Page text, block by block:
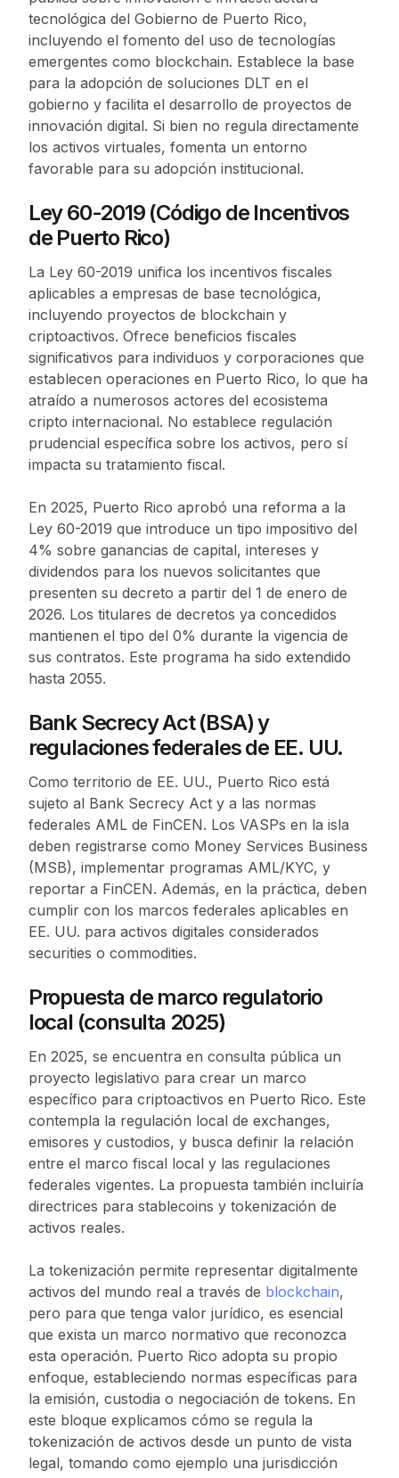
tecnológica del Gobierno de Puerto Rico,
incluyendo el fomento del uso de tecnologías
emergentes como blockchain. Establece la base
para la adopción de soluciones DLT en el
gobierno y facilita el desarrollo de proyectos de
innovación digital. Si bien no regula directamente
los activos virtuales, fomenta un entorno
favorable para su adopción institucional.
Ley 60-2019 (Código de Incentivos
de Puerto Rico)
La Ley 60-2019 unifica los incentivos fiscales
aplicables a empresas de base tecnológica,
incluyendo proyectos de blockchain y
criptoactivos. Ofrece beneficios fiscales
significativos para individuos y corporaciones que
establecen operaciones en Puerto Rico, lo que ha
atraído a numerosos actores del ecosistema
cripto internacional. No establece regulación
prudencial específica sobre los activos, pero sí
impacta su tratamiento fiscal.
En 2025, Puerto Rico aprobó una reforma a la
Ley 60-2019 que introduce un tipo impositivo del
4% sobre ganancias de capital, intereses y
dividendos para los nuevos solicitantes que
presenten su decreto a partir del 1 de enero de
2026. Los titulares de decretos ya concedidos
mantienen el tipo del 0% durante la vigencia de
sus contratos. Este programa ha sido extendido
hasta 2055.
Bank Secrecy Act (BSA) y
regulaciones federales de EE. UU.
Como territorio de EE. UU., Puerto Rico está
sujeto al Bank Secrecy Act y a las normas
federales AML de FinCEN. Los VASPs en la isla
deben registrarse como Money Services Business
(MSB), implementar programas AML/KYC, y
reportar a FinCEN. Además, en la práctica, deben
cumplir con los marcos federales aplicables en
EE. UU. para activos digitales considerados
securities o commodities.
Propuesta de marco regulatorio
local (consulta 2025)
En 2025, se encuentra en consulta pública un
proyecto legislativo para crear un marco
específico para criptoactivos en Puerto Rico. Este
contempla la regulación local de exchanges,
emisores y custodios, y busca definir la relación
entre el marco fiscal local y las regulaciones
federales vigentes. La propuesta también incluiría
directrices para stablecoins y tokenización de
activos reales.
La tokenización permite representar digitalmente
activos del mundo real a través de blockchain,
pero para que tenga valor jurídico, es esencial
que exista un marco normativo que reconozca
esta operación. Puerto Rico adopta su propio
enfoque, estableciendo normas específicas para
la emisión, custodia o negociación de tokens. En
este bloque explicamos cómo se regula la
tokenización de activos desde un punto de vista
legal, tomando como ejemplo una jurisdicción